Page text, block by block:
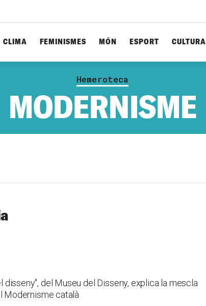
CLIMA FEMINISMES MÓN ESPORT CULTURA
Hemeroteca
MODERNISME
disseny", del Museu del Disseny, explica la mescla
Modernisme català